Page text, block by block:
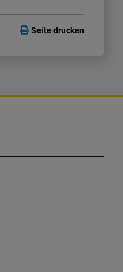
Seite drucken